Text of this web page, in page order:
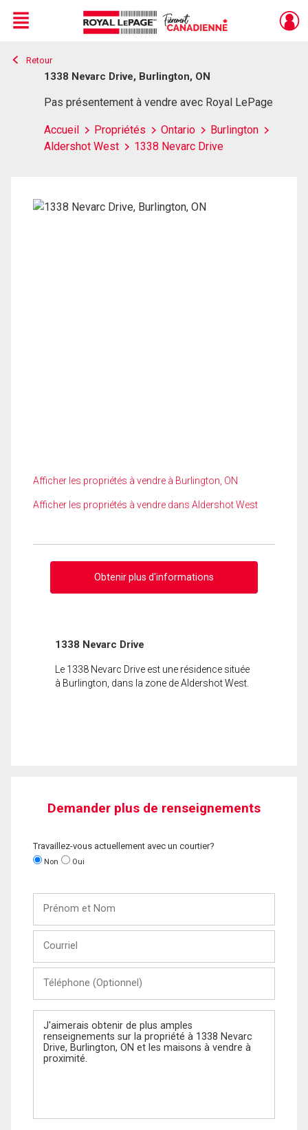
Live
En Direct
Menu
Retour
1338 Nevarc Drive, Burlington, ON
Pas présentement à vendre avec Royal LePage
Accueil Propriétés Ontario
Burlington
Aldershot West
1338 Nevarc Drive
Afficher les propriétés à vendre à Burlington, ON
Afficher les propriétés à vendre dans Aldershot West
Obtenir plus d'informations
1338 Nevarc Drive
Le 1338 Nevarc Drive est une résidence située
à Burlington, dans la zone de Aldershot West.
Demander plus de renseignements
Travaillez-vous actuellement avec un courtier?
Non Oui
Nom
(Optionnel)
Message